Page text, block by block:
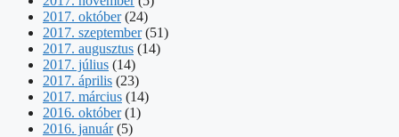
2017. október(24)
2017. szeptember(51)
2017. augusztus (14)
2017. július (14)
2017. április (23)
2017. március (14)
2016. október(1)
2016. január(5)